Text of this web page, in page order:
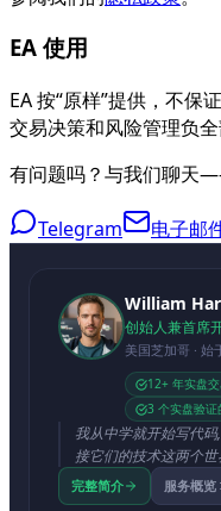
EA 使用
EA 按“原样”提供，不保
交易决策和风险管理负全
有问题吗？与我们聊天
Telegram 电子邮
William
创始人兼首席
美国芝加哥 · 始
12+ 年实盘
3 个实盘验
我从中学就开始写代
接它们的技术这两个
完整简介 服务概览